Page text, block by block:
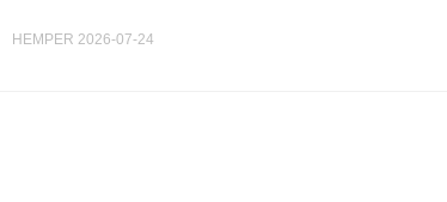
HEMPER 2026-07-24